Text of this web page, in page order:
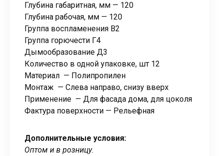
Глубина габаритная, мм — 120
Глубина рабочая, мм — 120
Группа воспламенения В2
Группа горючести Г4
Дымообразование Д3
Количество в одной упаковке, шт 12
Материал — Полипропилен
Монтаж — Слева направо, снизу вверх
Применение — Для фасада дома, для цоколя
Фактура поверхности — Рельефная
Дополнительные условия:
Оптом и в розницу.